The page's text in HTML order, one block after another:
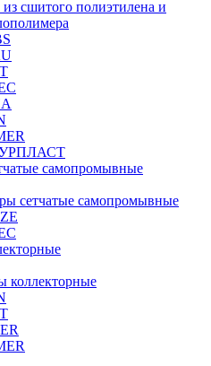
сшитого полиэтилена и
самопромывные
сетчатые самопромывные
коллекторные